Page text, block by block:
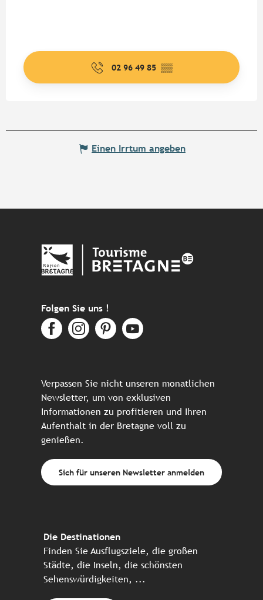
02 96 49 85 ▒▒
Einen Irrtum angeben
Folgen Sie uns !
Verpassen Sie nicht unseren monatlichen
Newsletter, um von exklusiven
Informationen zu profitieren und Ihren
Aufenthalt in der Bretagne voll zu
genießen.
Sich für unseren Newsletter anmelden
Die Destinationen
Finden Sie Ausflugsziele, die großen
Städte, die Inseln, die schönsten
Sehenswürdigkeiten, ...